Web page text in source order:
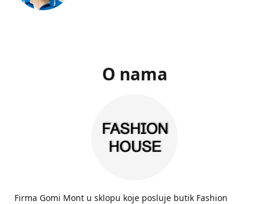
O nama
Firma Gomi Mont u sklopu koje posluje butik Fashion